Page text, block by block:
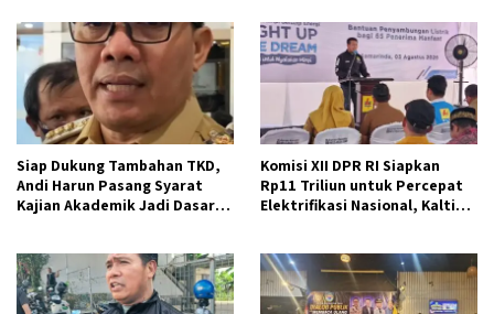
Siap Dukung Tambahan TKD,
Andi Harun Pasang Syarat
Kajian Akademik Jadi Dasar
Komisi XII DPR RI Siapkan
Rp11 Triliun untuk Percepat
Elektrifikasi Nasional, Kaltim